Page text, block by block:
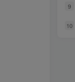
9
10